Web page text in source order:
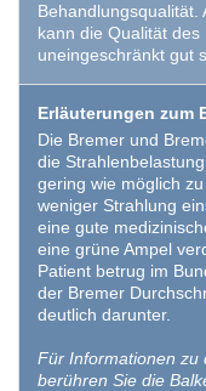
Behandlungsqualität.
kann die Qualität
uneingeschränkt gut
Erläuterungen zum
Die Bremer und
die
gering wie möglich
weniger Strahlung
eine gute
eine grüne Ampel
Patient betrug im
der Bremer
deutlich darunter.
Für Informationen zu
berühren Sie die